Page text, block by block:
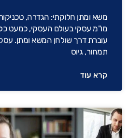
משא ומתן חלוקתי: הגדרה, טכניקות
מו"מ עסקי בעולם העסקי, כמעט
עוברת דרך שולחן המשא ומתן.
תמחור, גיוס
קרא עוד